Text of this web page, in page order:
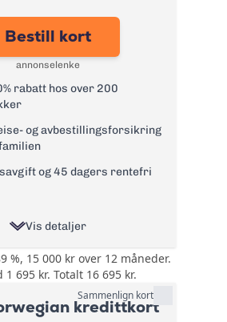
i
0 kr - renter løper
i
0 kr - renter løper
fra uttaksdato
35 kr
TF Bank Mastercard
→
Bestill kort
annonselenke
rabatt hos over 200
og avbestillingsforsikring
og 45 dagers rentefri
Vis detaljer
Opptil 20% rabatt
hos over 200
nettbutikker. Rabatt
på lading av elbil.
%, 15 000 kr over 12 måneder.
1 695 kr. Totalt 16 695 kr.
Sammenlign kort
kredittkort